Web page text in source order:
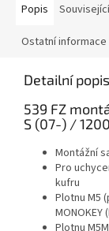
Popis
Ostatní informace
Detailní
539 FZ
S (07-) /
Montážní
Pro
kufru
Plotnu M5
MONOKEY
Plotnu